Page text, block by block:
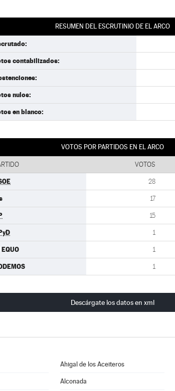
RESUMEN DEL ESCRUTINIO DE EL ARCO
contabilizados:
nulos:
en blanco:
VOTOS POR PARTIDOS EN EL ARCO
VOTOS
28
17
15
1
1
1
Descárgate los datos en xml
Ahigal de los Aceiteros
Alconada